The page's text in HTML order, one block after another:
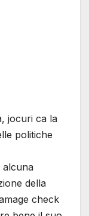
jocuri ca la
politiche
alcuna
della
check